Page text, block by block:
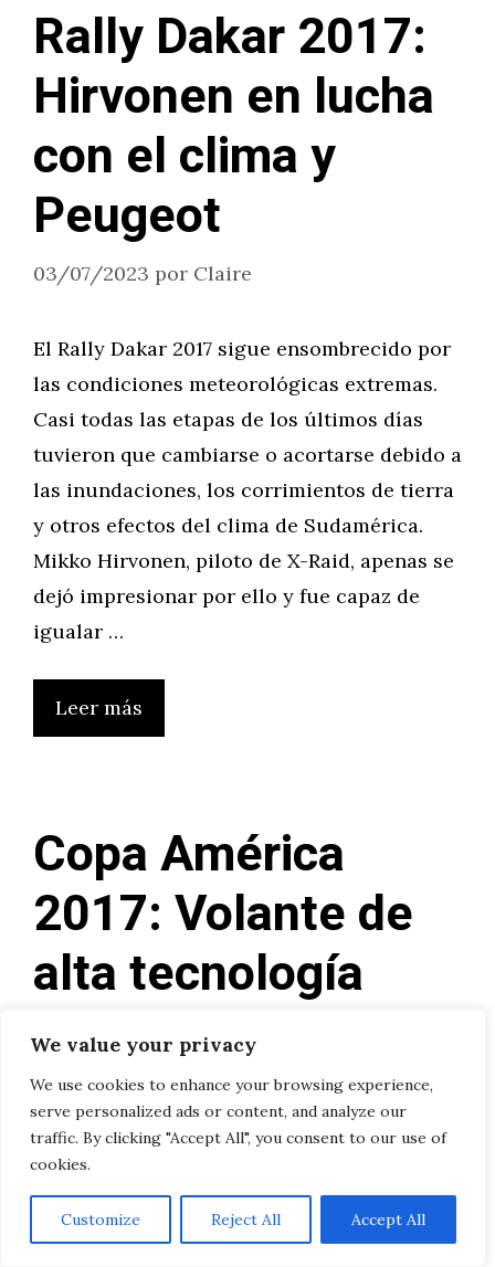
We value your privacy
We use cookies to enhance your browsing experience,
serve personalized ads or content, and analyze our
traffic. By clicking "Accept All", you consent to our use of
cookies.
Customize Reject All Accept All
Rally Dakar 2017:
Hirvonen en lucha
con el clima y
Peugeot
03/07/2023 por Claire
El Rally Dakar 2017 sigue ensombrecido por
las condiciones meteorológicas extremas.
Casi todas las etapas de los últimos días
tuvieron que cambiarse o acortarse debido a
las inundaciones, los corrimientos de tierra
y otros efectos del clima de Sudamérica.
Mikko Hirvonen, piloto de X-Raid, apenas se
dejó impresionar por ello y fue capaz de
igualar …
Leer más
Copa América
2017: Volante de
alta tecnología
para BMW Oracle
USA
03/07/2023 porClaire
En realidad, la atención del Salón del